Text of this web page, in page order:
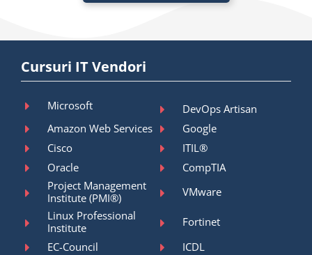
Cursuri IT Vendori
Microsoft
DevOps Artisan
Amazon Web Services
Google
Cisco
ITIL®
Oracle
CompTIA
Project Management
Institute (PMI®)
VMware
Linux Professional
Institute
Fortinet
EC-Council
ICDL